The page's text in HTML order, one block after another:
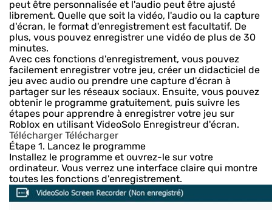
peut être personnalisée et l'audio peut être ajusté
librement. Quelle que soit la vidéo, l'audio ou la capture
d'écran, le format d'enregistrement est facultatif. De
plus, vous pouvez enregistrer une vidéo de plus de 30
minutes.
Avec ces fonctions d'enregistrement, vous pouvez
facilement enregistrer votre jeu, créer un didacticiel de
jeu avec audio ou prendre une capture d'écran à
partager sur les réseaux sociaux. Ensuite, vous pouvez
obtenir le programme gratuitement, puis suivre les
étapes pour apprendre à enregistrer votre jeu sur
Roblox en utilisant VideoSolo Enregistreur d'écran.
Télécharger Télécharger
Étape 1. Lancez le programme
Installez le programme et ouvrez-le sur votre
ordinateur. Vous verrez une interface claire qui montre
toutes les fonctions d'enregistrement.